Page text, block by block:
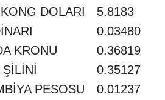
DOLARI
5.8183
0.03480
KRONU
0.36819
ŞİLİNİ
0.35127
PESOSU 0.01237